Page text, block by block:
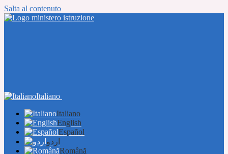
Salta al contenuto
Italiano
Italiano
English
Español
اردو
Română